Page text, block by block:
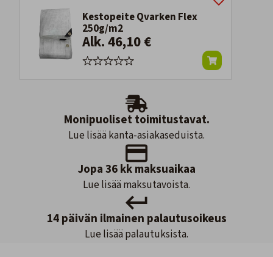
Kestopeite Qvarken Flex
250g/m2
Alk. 46,10 €
Monipuoliset toimitustavat.
Lue lisää kanta-asiakaseduista.
Jopa 36 kk maksuaikaa
Lue lisää maksutavoista.
14 päivän ilmainen palautusoikeus
Lue lisää palautuksista.